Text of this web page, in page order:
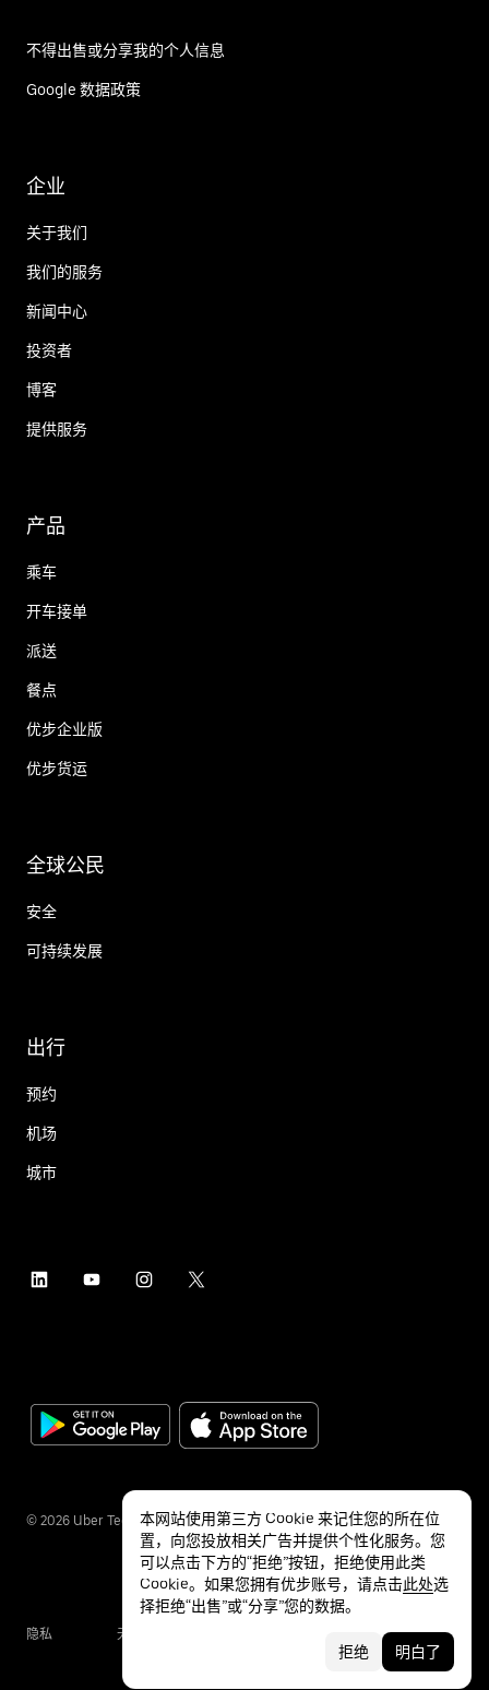
不得出售或分享我的个人信息
Google 数据政策
企业
关于我们
我们的服务
新闻中心
投资者
博客
提供服务
产品
乘车
开车接单
派送
餐点
优步企业版
优步货运
全球公民
安全
可持续发展
出行
预约
机场
城市
© 2026 Uber Technologies Inc.
隐私 无障碍服务
本网站使用第三方 Cookie 来记住您的所在位
置，向您投放相关广告并提供个性化服务。您
可以点击下方的“拒绝”按钮，拒绝使用此类
Cookie。如果您拥有优步账号，请点击此处选
择拒绝“出售”或“分享”您的数据。
拒绝 明白了